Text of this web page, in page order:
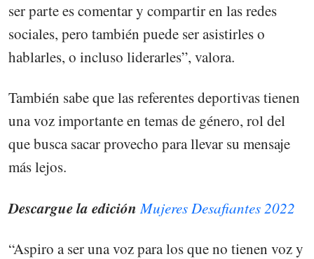
ser parte es comentar y compartir en las redes
sociales, pero también puede ser asistirles o
hablarles, o incluso liderarles”, valora.
También sabe que las referentes deportivas tienen
una voz importante en temas de género, rol del
que busca sacar provecho para llevar su mensaje
más lejos.
Descargue la ediciónMujeres Desafiantes 2022
“Aspiro a ser una voz para los que no tienen voz y